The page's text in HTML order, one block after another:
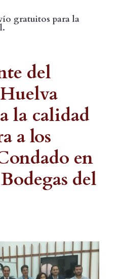
del
la calidad
a los
en
del
gratuitos para la